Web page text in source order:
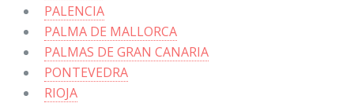
PALENCIA
PALMA DE MALLORCA
PALMAS DE GRAN CANARIA
PONTEVEDRA
RIOJA